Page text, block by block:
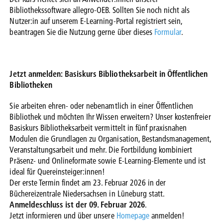
Bibliothekssoftware allegro-OEB. Sollten Sie noch nicht als
Nutzer:in auf unserem E-Learning-Portal registriert sein,
beantragen Sie die Nutzung gerne über dieses Formular.
Jetzt anmelden: Basiskurs Bibliotheksarbeit in Öffentlichen
Bibliotheken
Sie arbeiten ehren- oder nebenamtlich in einer Öffentlichen
Bibliothek und möchten Ihr Wissen erweitern? Unser kostenfreier
Basiskurs Bibliotheksarbeit vermittelt in fünf praxisnahen
Modulen die Grundlagen zu Organisation, Bestandsmanagement,
Veranstaltungsarbeit und mehr. Die Fortbildung kombiniert
Präsenz- und Onlineformate sowie E-Learning-Elemente und ist
ideal für Quereinsteiger:innen!
Der erste Termin findet am 23. Februar 2026 in der
Büchereizentrale Niedersachsen in Lüneburg statt.
Anmeldeschluss ist der 09. Februar 2026.
Jetzt informieren und über unsere Homepageanmelden!